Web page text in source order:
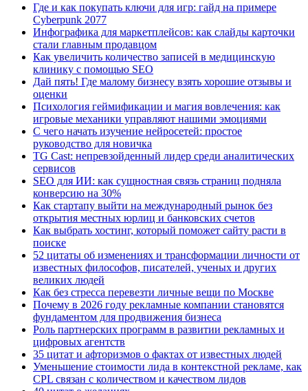
Где и как покупать ключи для игр: гайд на примере
Cyberpunk 2077
Инфографика для маркетплейсов: как слайды карточки
стали главным продавцом
Как увеличить количество записей в медицинскую
клинику с помощью SEO
Дай пять! Где малому бизнесу взять хорошие отзывы и
оценки
Психология геймификации и магия вовлечения: как
игровые механики управляют нашими эмоциями
С чего начать изучение нейросетей: простое
руководство для новичка
TG Cast: непревзойденный лидер среди аналитических
сервисов
SEO для ИИ: как сущностная связь страниц подняла
конверсию на 30%
Как стартапу выйти на международный рынок без
открытия местных юрлиц и банковских счетов
Как выбрать хостинг, который поможет сайту расти в
поиске
52 цитаты об изменениях и трансформации личности от
известных философов, писателей, ученых и других
великих людей
Как без стресса перевезти личные вещи по Москве
Почему в 2026 году рекламные компании становятся
фундаментом для продвижения бизнеса
Роль партнерских программ в развитии рекламных и
цифровых агентств
35 цитат и афторизмов о фактах от известных людей
Уменьшение стоимости лида в контекстной рекламе, как
CPL связан с количеством и качеством лидов